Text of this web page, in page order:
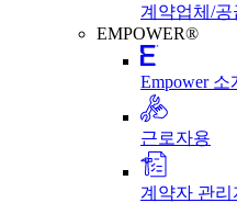
계약업체/
EMPOWER®
Empower 소
근로자용
계약자 관리